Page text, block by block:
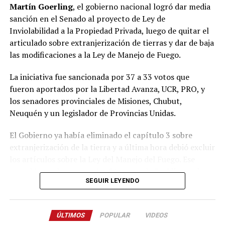
Pastori sostuvo que “la Renovación caducó de un día
para el otro” y que Encuentro Misionero, el sello con el
que Rovira reemplazó al Partido de la Concordia Social,
“duró dos meses”; y que “en esa obligación de volver a
generar una política buena, que interprete a la gente y
que Viene, que busca la reelección del gobernador
Passalacqua en 2027.
Volver a los 17
El nuevo bloque, bautizado Por lo que viene, al que
espacio;Arabela Soler,Rudi Bundziak
Roque
Soboczinski,Hugo Benítez,Carmen Méndez Azón
Alicia Zalezak,Alejandro Arnhold,Blanca Núñez,
Anazul Centeno,Enio Lemes,Carolina Butvilosky
Martín Goerling, el gobierno nacional logró dar media
sanción en el Senado al proyecto de Ley de
Inviolabilidad a la Propiedad Privada, luego de quitar el
articulado sobre extranjerización de tierras y dar de baja
las modificaciones a la Ley de Manejo de Fuego.
La iniciativa fue sancionada por 37 a 33 votos que
fueron aportados por la Libertad Avanza, UCR, PRO, y
los senadores provinciales de Misiones, Chubut,
Neuquén y un legislador de Provincias Unidas.
El Gobierno ya había eliminado el capítulo 3 sobre
extranjerización de la tierra y a última hora debió excluir
respaldo se obtuvo con los21 votos de La Libertad
9 de la UCR,3 del PRO, los dos senadores
Carlos “Camau” Espínola
Edith Terenzi.
SEGUIR LEYENDO
ÚLTIMOS POPULAR VIDEOS